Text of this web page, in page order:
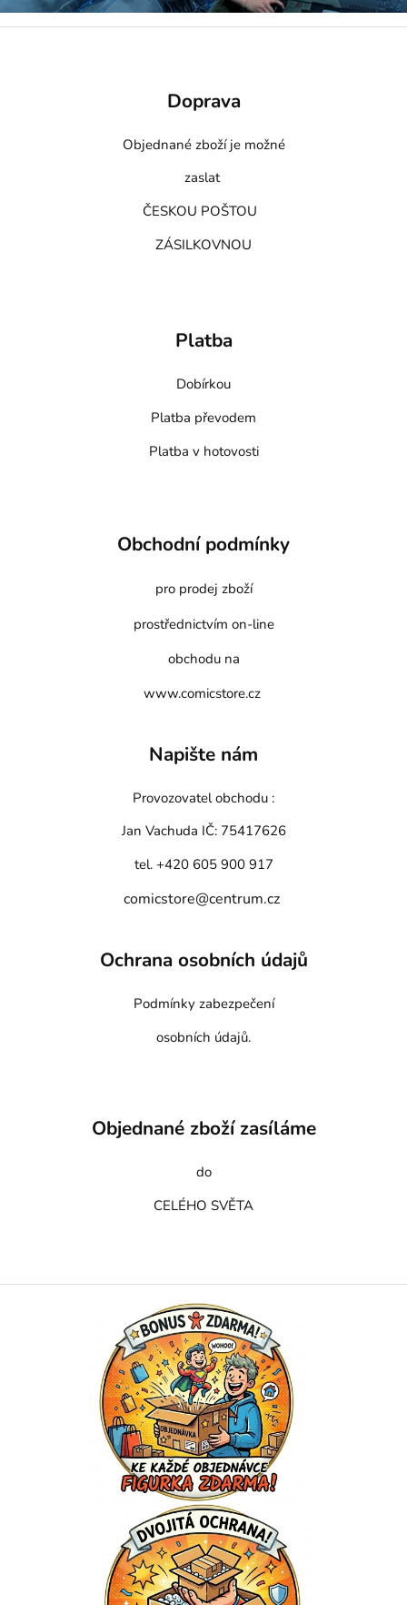
Doprava
Objednané zboží je možné
zaslat
ČESKOU POŠTOU
ZÁSILKOVNOU
Platba
Dobírkou
Platba převodem
Platba v hotovosti
Obchodní podmínky
pro prodej zboží
prostřednictvím on-line
obchodu na
www.comicstore.cz
Napište nám
Provozovatel obchodu :
Jan Vachuda IČ: 75417626
tel. +420 605 900 917
comicstore@centrum.cz
Ochrana osobních údajů
Podmínky zabezpečení
osobních údajů.
Objednané zboží zasíláme
do
CELÉHO SVĚTA